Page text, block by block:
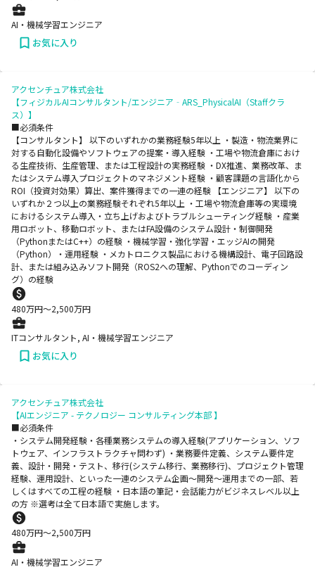
AI・機械学習エンジニア
お気に入り
アクセンチュア株式会社
【フィジカルAIコンサルタント/エンジニア‐ARS_PhysicalAI（Staffクラ
ス）】
■必須条件
【コンサルタント】 以下のいずれかの業務経験5年以上 ・製造・物流業界に
対する自動化設備やソフトウェアの提案・導入経験 ・工場や物流倉庫におけ
る生産技術、生産管理、または工程設計の実務経験 ・DX推進、業務改革、ま
たはシステム導入プロジェクトのマネジメント経験 ・顧客課題の言語化から
ROI（投資対効果）算出、案件獲得までの一連の経験 【エンジニア】 以下の
いずれか２つ以上の業務経験それぞれ5年以上 ・工場や物流倉庫等の実環境
におけるシステム導入・立ち上げおよびトラブルシューティング経験 ・産業
用ロボット、移動ロボット、またはFA設備のシステム設計・制御開発
（PythonまたはC++）の経験 ・機械学習・強化学習・エッジAIの開発
（Python）・運用経験 ・メカトロニクス製品における機構設計、電子回路設
計、または組み込みソフト開発（ROS2への理解、Pythonでのコーディン
グ）の経験
480万円〜2,500万円
ITコンサルタント, AI・機械学習エンジニア
お気に入り
アクセンチュア株式会社
【AIエンジニア - テクノロジー コンサルティング本部 】
■必須条件
・システム開発経験・各種業務システムの導入経験(アプリケーション、ソフ
トウェア、インフラストラクチャ問わず) ・業務要件定義、システム要件定
義、設計・開発・テスト、移行(システム移行、業務移行)、プロジェクト管理
経験、運用設計、といった一連のシステム企画～開発～運用までの一部、若
しくはすべての工程の経験 ・日本語の筆記・会話能力がビジネスレベル以上
の方 ※選考は全て日本語で実施します。
480万円〜2,500万円
AI・機械学習エンジニア